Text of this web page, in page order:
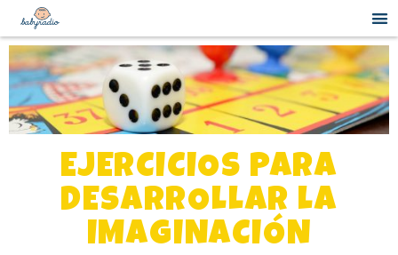
EJERCICIOS PARA
DESARROLLAR LA
IMAGINACIÓN